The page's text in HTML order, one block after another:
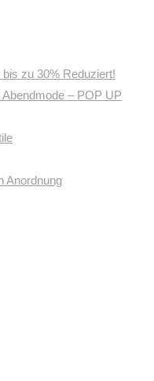
bis zu 30% Reduziert!
– POP UP
Anordnung